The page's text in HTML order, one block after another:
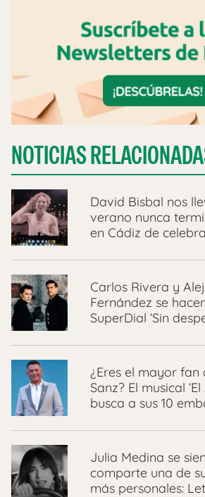
NOTICIAS
David Bisbal nos
verano nunca
en Cádiz de
Carlos Rivera y
Fernández se
SuperDial ‘Sin
¿Eres el mayor fan
Sanz? El musical
busca a sus 10
Julia Medina se
comparte una de
más personales: